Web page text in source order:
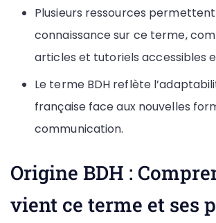
Plusieurs ressources permettent
connaissance sur ce terme,
articles et tutoriels accessibles
Le terme BDH reflète
française face aux nouvelles
communication.
Origine BDH :
vient ce terme et ses